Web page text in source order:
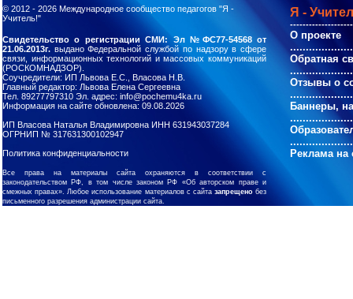
© 2012 - 2026 Международное сообщество педагогов "Я -
Учитель!"
Я -
О проекте
Обратная
Отзывы о
Баннеры,
Реклама на
Свидетельство о регистрации СМИ: Эл №ФС77-54568 от
21.06.2013г. выдано Федеральной службой по надзору в сфере
связи, информационных технологий и массовых коммуникаций
(РОСКОМНАДЗОР).
Соучредители: ИП Львова Е.С., Власова Н.В.
Главный редактор: Львова Елена Сергеевна
Тел. 89277797310 Эл. адрес: info@pochemu4ka.ru
Информация на сайте обновлена: 09.08.2026
ИП Власова Наталья Владимировна ИНН 631943037284
ОГРНИП № 317631300102947
Политика конфиденциальности
Все права на материалы сайта охраняются в соответствии с
законодательством РФ, в том числе законом РФ «Об авторском праве и
смежных правах». Любое использование материалов с сайта запрещенобез
письменного разрешения администрации сайта.